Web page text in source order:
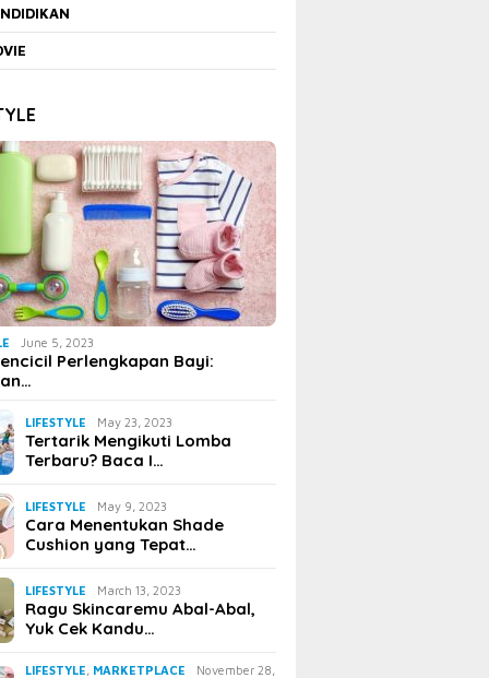
June 5, 2023
Perlengkapan Bayi:
LIFESTYLE May 23, 2023
Tertarik Mengikuti Lomba
Terbaru? Baca I…
LIFESTYLE May 9, 2023
Cara Menentukan Shade
Cushion yang Tepat…
LIFESTYLE March 13, 2023
Ragu Skincaremu Abal-Abal,
Yuk Cek Kandu…
LIFESTYLE MARKETPLACE
November 28,